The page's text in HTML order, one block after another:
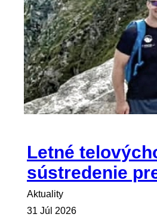
Letné
sústredenie
Aktuality
31 Júl 2026